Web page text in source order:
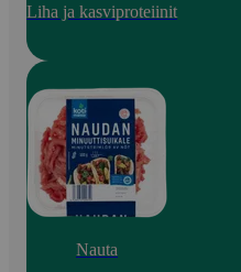
Liha ja kasviproteiinit
Nauta